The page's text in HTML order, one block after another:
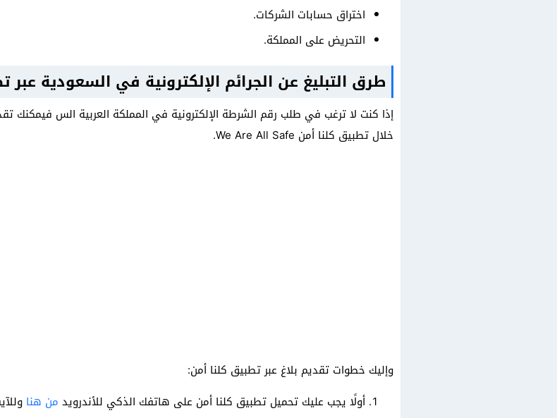
اختراق حسابات الشركات.
التحريض على المملكة.
طرق التبليغ عن الجرائم الإلكترونية في السعودية عبر
إذا كنت لا ترغب في طلب رقم الشرطة الإلكترونية في المملكة العربية الس فيمكنك
خلال تطبيق كلنا أمن We Are All Safe.
وإليك خطوات تقديم بلاغ عبر تطبيق كلنا أمن:
أولًا يجب عليك تحميل تطبيق كلنا أمن على هاتفك الذكي للأندرويد من هنا